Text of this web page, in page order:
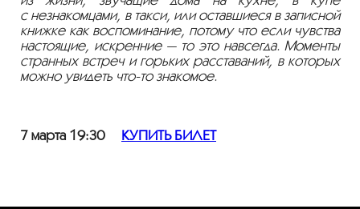
с незнакомцами, в такси, или оставшиеся в записной
книжке как воспоминание, потому что если чувства
настоящие, искренние — то это навсегда. Моменты
странных встреч и горьких расставаний, в которых
можно увидеть что-тознакомое.
7 марта 19:30 КУПИТЬ БИЛЕТ